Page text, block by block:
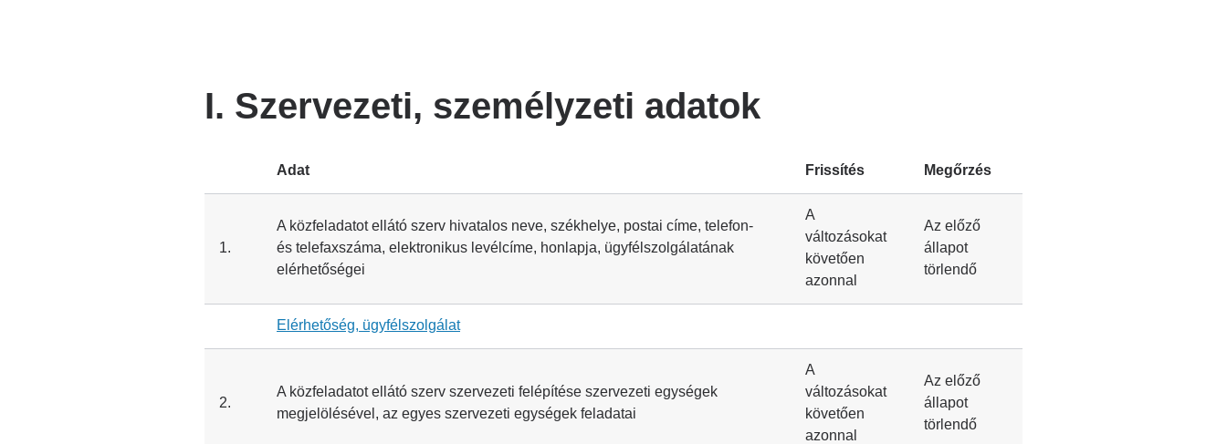
I. Szervezeti, személyzeti adatok
Adat Frissítés Megőrzés
1.
A közfeladatot ellátó szerv hivatalos neve, székhelye, postai címe, telefon-
és telefaxszáma, elektronikus levélcíme, honlapja, ügyfélszolgálatának
elérhetőségei
A
változásokat
követően
azonnal
Az előző
állapot
törlendő
Elérhetőség, ügyfélszolgálat
2.
A közfeladatot ellátó szerv szervezeti felépítése szervezeti egységek
megjelölésével, az egyes szervezeti egységek feladatai
A
változásokat
követően
azonnal
Az előző
állapot
törlendő